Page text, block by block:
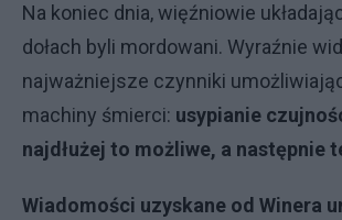
Na koniec dnia, więźniowie
dołach byli mordowani. Wyraźnie
najważniejsze czynniki
machiny śmierci: usypianie
najdłużej to możliwe, a następnie
Wiadomości uzyskane od Winera